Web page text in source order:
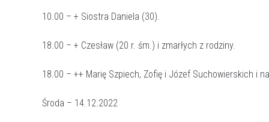
10.00 – + Siostra Daniela (30).
18.00 – + Czesław (20 r. śm.) i zmarłych z rodziny.
18.00 – ++ Marię Szpiech, Zofię i Józef Suchowierskich i
Środa – 14.12.2022